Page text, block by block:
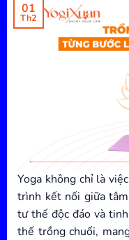
01
Th2
Yoga không chỉ là
trình kết nối giữa
tư thế độc đáo và
thế trồng chuối,